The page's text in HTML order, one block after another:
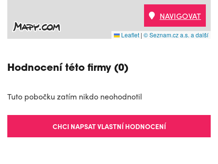
Leaflet | © Seznam.cz a.s. a další
NAVIGOVAT
Hodnocení této firmy (0)
Tuto pobočku zatím nikdo neohodnotil
CHCI NAPSAT VLASTNÍ HODNOCENÍ